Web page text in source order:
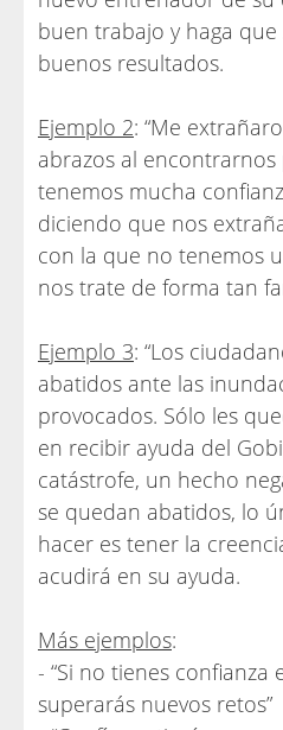
buen trabajo y haga
buenos resultados.
Ejemplo 2: “Me
abrazos al
tenemos mucha
diciendo que nos
con la que no tenemos
nos trate de forma tan
Ejemplo 3: “Los
abatidos ante las
provocados. Sólo les
en recibir ayuda del
catástrofe, un hecho
se quedan abatidos, lo
hacer es tener la
acudirá en su ayuda.
Más ejemplos:
- “Si no tienes confianza
superarás nuevos retos”